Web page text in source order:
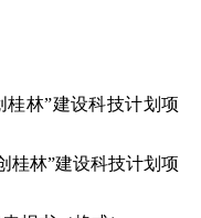
桂林”建设科技计划项
桂林”建设科技计划项